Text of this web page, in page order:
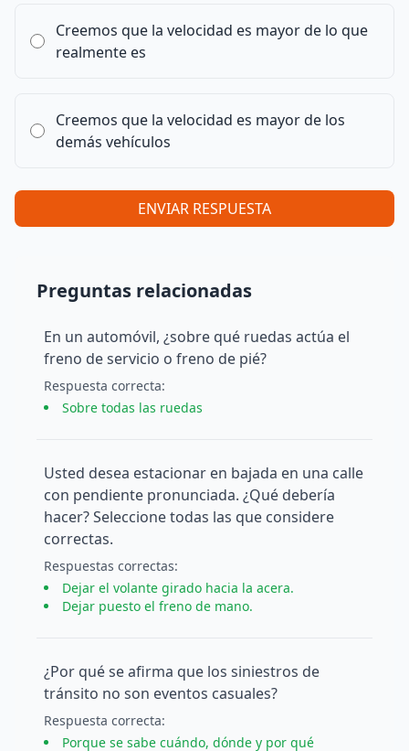
Creemos que la velocidad es mayor de lo que
realmente es
Creemos que la velocidad es mayor de los
demás vehículos
ENVIAR RESPUESTA
Preguntas relacionadas
En un automóvil, ¿sobre qué ruedas actúa el
freno de servicio o freno de pié?
Respuesta correcta:
Sobre todas las ruedas
Usted desea estacionar en bajada en una calle
con pendiente pronunciada. ¿Qué debería
hacer? Seleccione todas las que considere
correctas.
Respuestas correctas:
Dejar el volante girado hacia la acera.
Dejar puesto el freno de mano.
¿Por qué se afirma que los siniestros de
tránsito no son eventos casuales?
Respuesta correcta:
Porque se sabe cuándo, dónde y por qué